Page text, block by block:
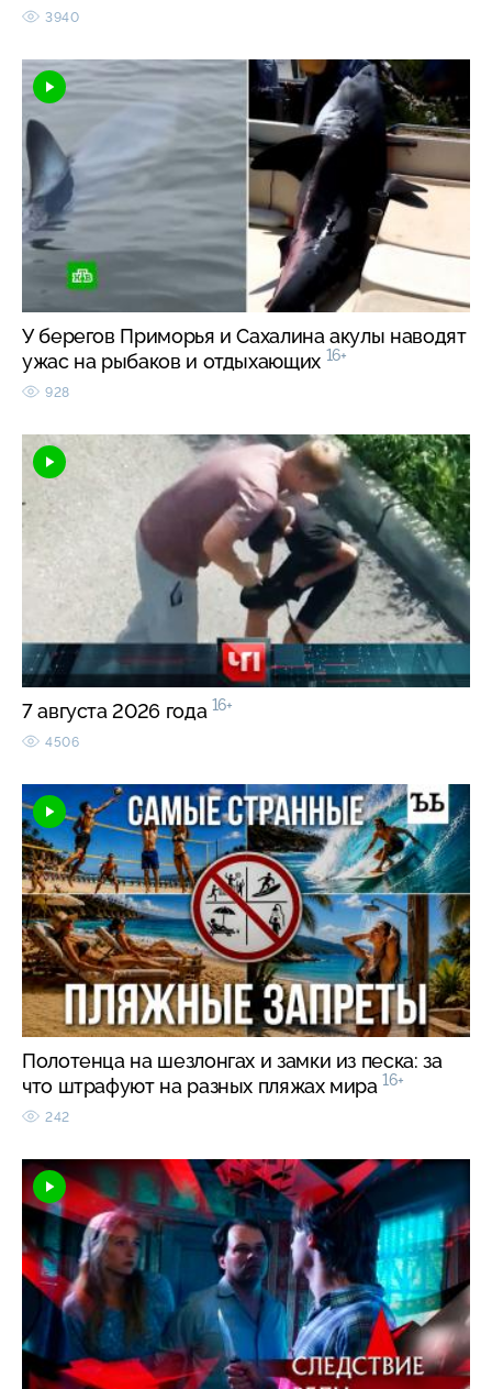
3940
У берегов Приморья и Сахалина акулы наводят
ужас на рыбаков и отдыхающих 16+
928
7 августа 2026 года 16+
4506
Полотенца на шезлонгах и замки из песка: за
что штрафуют на разных пляжах мира 16+
242